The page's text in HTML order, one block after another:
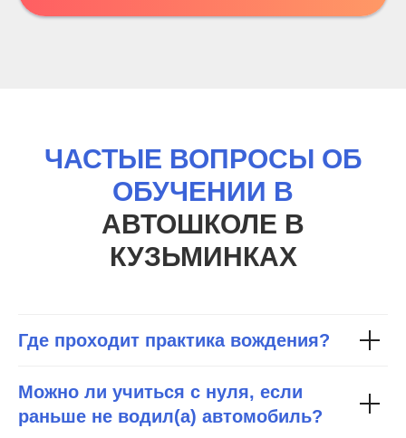
ЧАСТЫЕ ВОПРОСЫ ОБ
ОБУЧЕНИИ В
АВТОШКОЛЕ В
КУЗЬМИНКАХ
Где проходит практика вождения?
Можно ли учиться с нуля, если
раньше не водил(а) автомобиль?